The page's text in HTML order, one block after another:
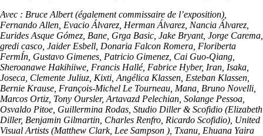
Avec : Bruce Albert (également commissaire de l’exposition),
Fernando Allen, Evacio Álvarez, Herman Álvarez, Nancia Álvarez,
Eurides Asque Gómez, Bane, Grga Basic, Jake Bryant, Jorge Carema,
gredi casco, Jaider Esbell, Donaria Falcon Romera, Floriberta
FermÍn, Gustavo Gimenes, Patricio Gimenez, Cai Guo-Qiang,
Sheroanawe Hakihiiwe, Francis Hallé, Fabrice Hyber, Iran, Isaka,
Joseca, Clemente Juliuz, Kixti, Angélica Klassen, Esteban Klassen,
Bernie Krause, François-Michel Le Tourneau, Mana, Bruno Novelli,
Marcos Ortiz, Tony Oursler, Artavazd Pelechian, Solange Pessoa,
Osvaldo Pitoe, Guillermina Rodas, Studio Diller & Scofidio (Elizabeth
Diller, Benjamin Gilmartin, Charles Renfro, Ricardo Scofidio), United
Visual Artists (Matthew Clark, Lee Sampson ), Txanu, Ehuana Yaira